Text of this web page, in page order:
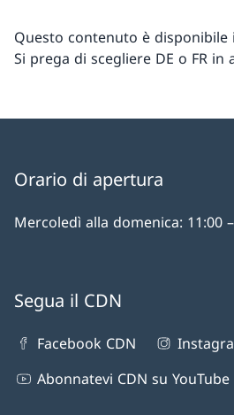
Questo contenuto è disponibile
Si prega di scegliere DE o FR in
Orario di apertura
Mercoledì alla domenica: 11:00
Segua il CDN
Facebook CDN
Abonnatevi CDN su YouTube